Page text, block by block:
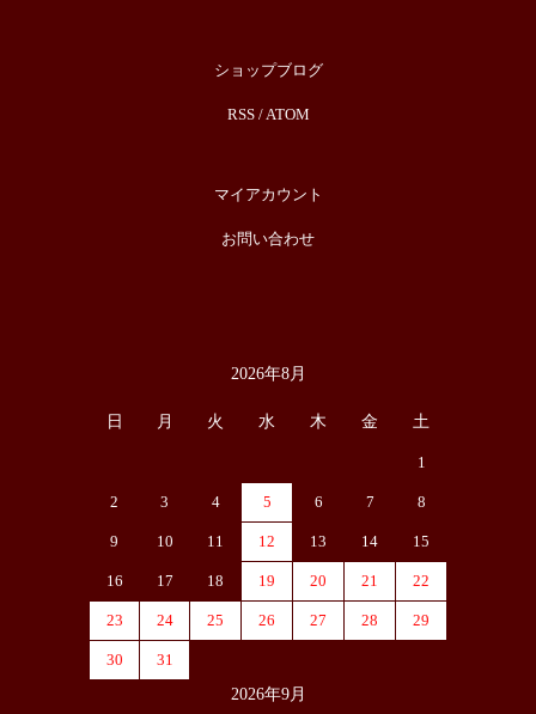
ショップブログ
RSS/ ATOM
マイアカウント
お問い合わせ
2026年8月
日 月 火 水 木 金 土
1
2 3 4 5 6 7 8
9 10 11 12 13 14 15
16 17 18 19 20 21 22
23 24 25 26 27 28 29
30
31
2026年9月